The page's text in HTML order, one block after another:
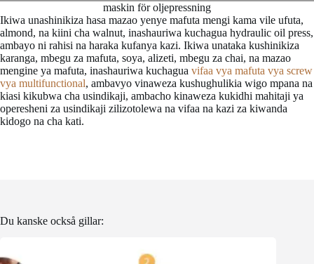
maskin för oljepressning
Ikiwa unashinikiza hasa mazao yenye mafuta mengi kama vile ufuta,
almond, na kiini cha walnut, inashauriwa kuchagua hydraulic oil press,
ambayo ni rahisi na haraka kufanya kazi. Ikiwa unataka kushinikiza
karanga, mbegu za mafuta, soya, alizeti, mbegu za chai, na mazao
mengine ya mafuta, inashauriwa kuchagua vifaa vya mafuta vya screw
vya multifunctional, ambavyo vinaweza kushughulikia wigo mpana na
kiasi kikubwa cha usindikaji, ambacho kinaweza kukidhi mahitaji ya
operesheni za usindikaji zilizotolewa na vifaa na kazi za kiwanda
kidogo na cha kati.
Du kanske också gillar: